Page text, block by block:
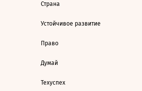
Страна
Устойчивое развитие
Право
Думай
Техуспех